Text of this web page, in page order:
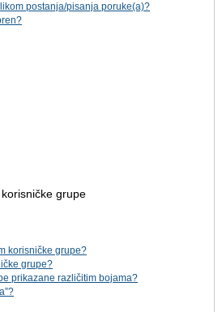
postanja/pisanja poruke(a)?
grupe
korisničke grupe?
grupe?
prikazane različitim bojama?